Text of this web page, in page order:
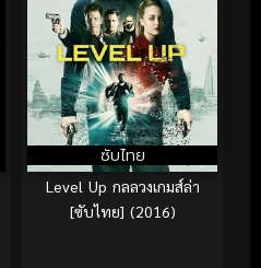
ซับไทย
Level Up กลลวงเกมส์ล่า
[ซับไทย] (2016)